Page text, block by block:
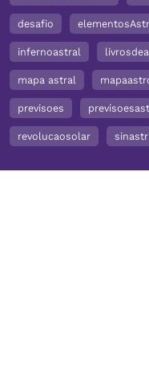
desafio
infernoastral
mapa astral
previsoes
revolucaosolar